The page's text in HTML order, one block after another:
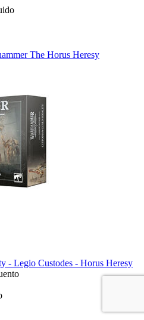
The Horus Heresy
- Legio Custodes - Horus Heresy